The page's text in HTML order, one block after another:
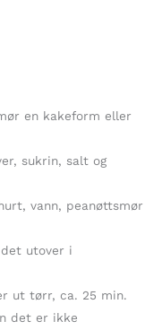
en kakeform eller
sukrin, salt og
vann, peanøttsmør
utover i
ut tørr, ca. 25 min.
det er ikke